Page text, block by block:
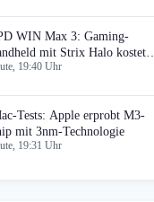
WIN Max 3: Gaming-
mit Strix Halo kostet
Euro
19:40 Uhr
Tests: Apple erprobt M3-
mit 3nm-Technologie
19:31 Uhr